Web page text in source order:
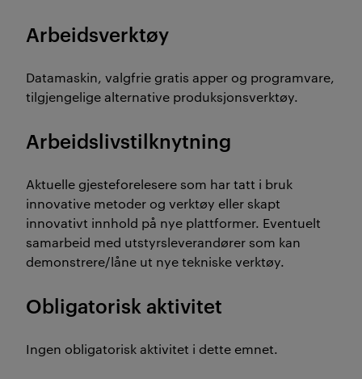
Arbeidsverktøy
Datamaskin, valgfrie gratis apper og programvare,
tilgjengelige alternative produksjonsverktøy.
Arbeidslivstilknytning
Aktuelle gjesteforelesere som har tatt i bruk
innovative metoder og verktøy eller skapt
innovativt innhold på nye plattformer. Eventuelt
samarbeid med utstyrsleverandører som kan
demonstrere/låne ut nye tekniske verktøy.
Obligatorisk aktivitet
Ingen obligatorisk aktivitet i dette emnet.